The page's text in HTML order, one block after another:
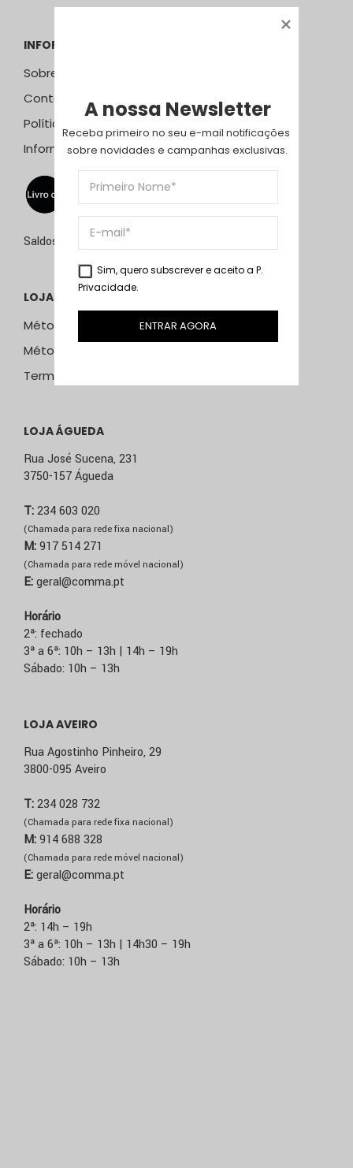
INFORMAÇÕES
Sobre Nós
Contactos
Política de Privacidade
Informação Resolução Litígios
Saldos de 15 de julho a 15 de setembro de 2026
LOJA ONLINE
Métodos e Custos de Envio
Métodos de Pagamento
Termos & Condições
LOJA ÁGUEDA
Rua José Sucena, 231
3750-157 Águeda
T:234 603 020
(Chamada para rede fixa nacional)
M:917 514 271
(Chamada para rede móvel nacional)
E:geral@comma.pt
Horário
2ª: fechado
3ª a 6ª: 10h – 13h | 14h – 19h
Sábado: 10h – 13h
LOJA AVEIRO
Rua Agostinho Pinheiro, 29
3800-095 Aveiro
T:234 028 732
(Chamada para rede fixa nacional)
M:914 688 328
(Chamada para rede móvel nacional)
E:geral@comma.pt
Horário
2ª: 14h – 19h
3ª a 6ª: 10h – 13h | 14h30 – 19h
Sábado: 10h – 13h
A nossa Newsletter
Receba primeiro no seu e-mail notificações
sobre novidades e campanhas exclusivas.
Sim, quero subscrever e aceito a P.
Privacidade.
ENTRAR AGORA